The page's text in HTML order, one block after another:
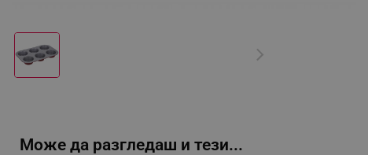
Може да разгледаш и тези...